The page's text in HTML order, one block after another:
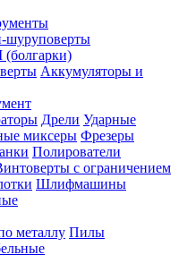
шуруповерты
Аккумуляторы и
Дрели Ударные
миксеры Фрезеры
Полирователи
с ограничением
Шлифмашины
металлу Пилы